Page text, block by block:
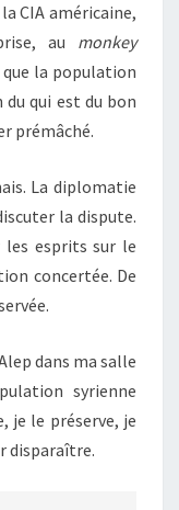
CIA américaine,
au monkey
la population
qui est du bon
prémâché.
La diplomatie
la dispute.
les esprits sur le
concertée. De
dans ma salle
syrienne
je le préserve, je
disparaître.